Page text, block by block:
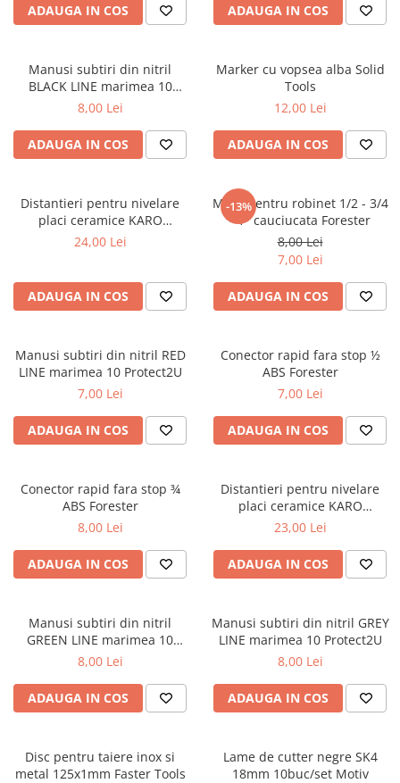
ADAUGA IN COS ADAUGA IN COS
Manusi subtiri din nitril
BLACK LINE marimea 10
Protect2U
8,00 Lei
ADAUGA IN COS
Marker cu vopsea alba Solid
Tools
12,00 Lei
ADAUGA IN COS
Distantieri pentru nivelare
placi ceramice KARO
100buc/set – 2mm
24,00 Lei
ADAUGA IN COS
-13%
Mufa pentru robinet 1/2 - 3/4
- 1" cauciucata Forester
8,00 Lei
7,00 Lei
ADAUGA IN COS
Manusi subtiri din nitril RED
LINE marimea 10 Protect2U
7,00 Lei
ADAUGA IN COS
Conector rapid fara stop ½
ABS Forester
7,00 Lei
ADAUGA IN COS
Conector rapid fara stop ¾
ABS Forester
8,00 Lei
ADAUGA IN COS
Distantieri pentru nivelare
placi ceramice KARO
100buc/set – 1.5mm
23,00 Lei
ADAUGA IN COS
Manusi subtiri din nitril
GREEN LINE marimea 10
Protect2U
8,00 Lei
ADAUGA IN COS
Manusi subtiri din nitril GREY
LINE marimea 10 Protect2U
8,00 Lei
ADAUGA IN COS
Disc pentru taiere inox si
metal 125x1mm Faster Tools
Lame de cutter negre SK4
18mm 10buc/set Motiv